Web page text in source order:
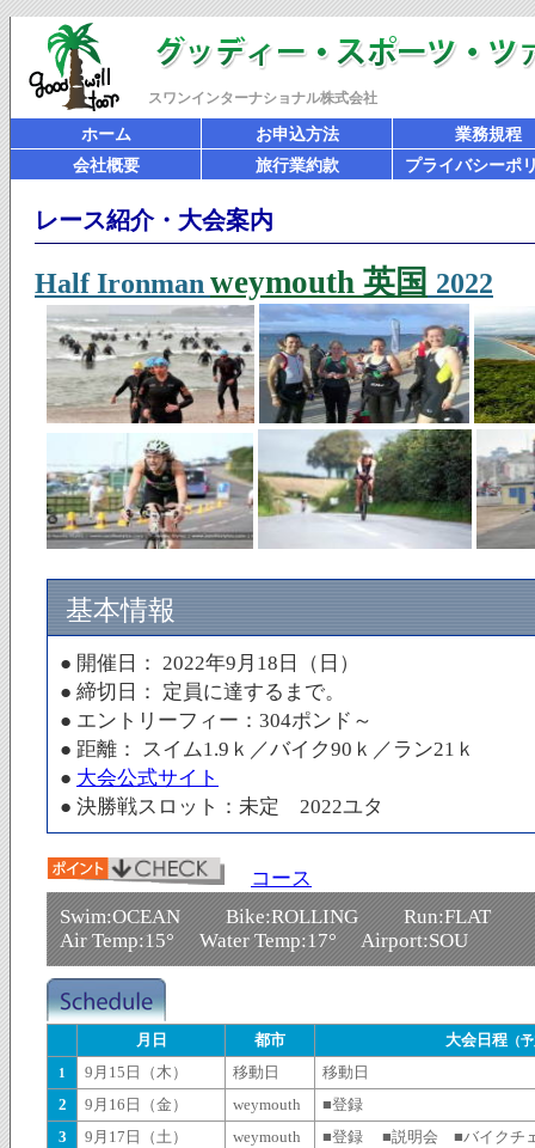
スワンインターナショナル株式会社
ホーム お申込方法
業務規程
会社概要
旅行業約款 プライバシーポ
レース紹介・大会案内
Half Ironman weymouth 英国 2022
基本情報
● 開催日： 2022年9月18日（日）
● 締切日： 定員に達するまで。
● エントリーフィー：304ポンド～
● 距離： スイム1.9ｋ／バイク90ｋ／ラン21ｋ
● 大会公式サイト
● 決勝戦スロット：未定 2022ユタ
コース
Swim:OCEAN Bike:ROLLING Run:FLAT
Air Temp:15° Water Temp:17° Airport:SOU
月日 都市 大会日程 （
1 9月15日（木） 移動日
移動日
2
9月16日（金） weymouth
■登録
3
9月17日（土） weymouth
■登録 ■説明会 ■バイクチ